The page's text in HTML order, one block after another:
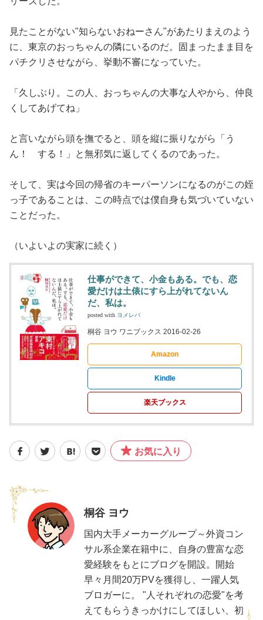
見たことがない"知らないおねーさん"があたりまえのよう
に、東京のおっちゃんの隣にいるのだ。固まったまま目を
パチクリさせながら、挙動不審になっていた。
「久しぶり。この人、おっちゃんの大事な人やから、仲良
くしてあげてね」
と言いながら頭を撫でると、頭を縦に振りながら「う
ん！ する！」と無邪気に返してくるのであった。
そして、実は今回の帰省のキーパーソンになるのがこの姪
っ子であることは、この時点では僕自身も気づいていない
ことだった。
（いよいよの実家に続く）
仕事ができて、小金もある。でも、恋
愛だけは土俵にすら上がれてないん
だ、私は。
posted with ヨメレバ
桐谷 ヨウ ワニブックス 2016-02-26
Amazon
Kindle
楽天ブックス
お気に入り
桐谷 ヨウ
国内大手メーカーグループ～外資コン
サル系企業在籍中に、自身の豊富な恋
愛経験をもとにブログを開設。開始
早々月間20万PVを獲得し、一躍人気
ブロガーに。 "人それぞれの恋愛"を考
えてもらうきっかけにしてほしい、初